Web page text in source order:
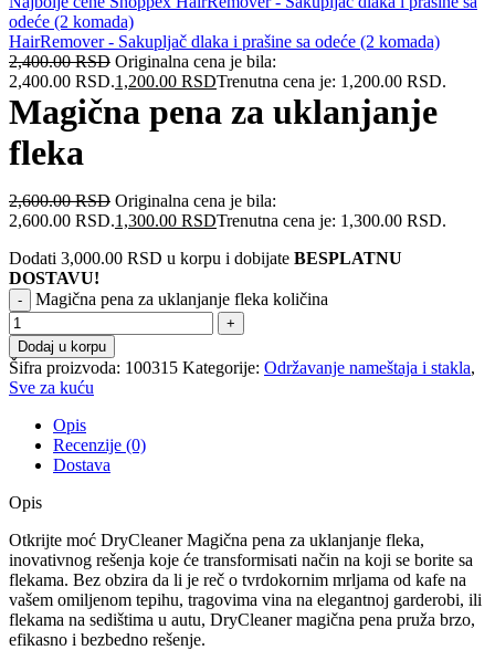
HairRemover - Sakupljač dlaka i prašine sa odeće (2 komada)
2,400.00RSD Originalna cena je bila:
2,400.00 RSD.1,200.00 RSDTrenutna cena je: 1,200.00 RSD.
Magična pena za uklanjanje
fleka
2,600.00RSD Originalna cena je bila:
2,600.00 RSD.1,300.00 RSDTrenutna cena je: 1,300.00 RSD.
Dodati 3,000.00 RSD u korpu i dobijate BESPLATNU
DOSTAVU!
Magična pena za uklanjanje fleka količina
Dodaj u korpu
Šifra proizvoda: 100315 Kategorije: Održavanje nameštaja i stakla,
Sve za kuću
Opis
Recenzije (0)
Dostava
Opis
Otkrijte moć DryCleaner Magična pena za uklanjanje fleka,
inovativnog rešenja koje će transformisati način na koji se borite sa
flekama. Bez obzira da li je reč o tvrdokornim mrljama od kafe na
vašem omiljenom tepihu, tragovima vina na elegantnoj garderobi, ili
flekama na sedištima u autu, DryCleaner magična pena pruža brzo,
efikasno i bezbedno rešenje.